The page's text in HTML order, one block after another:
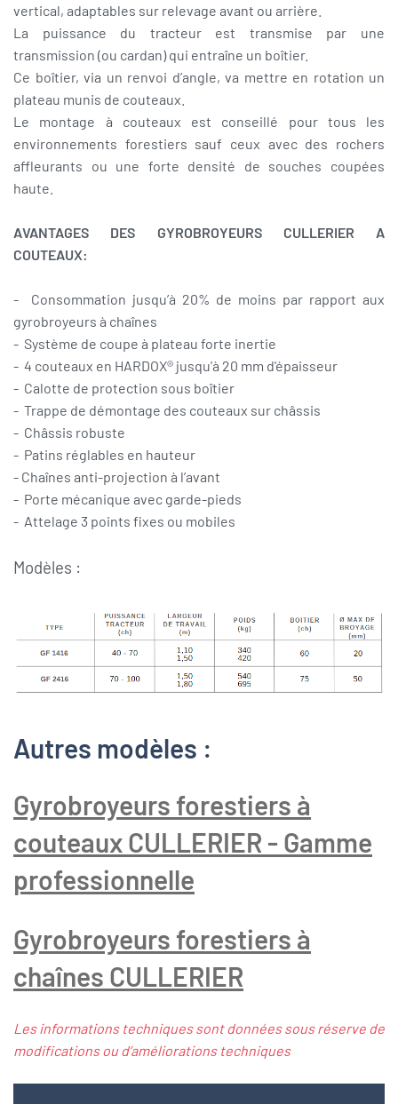
vertical, adaptables sur relevage avant ou arrière.
La puissance du tracteur est transmise par une
transmission (ou cardan) qui entraîne un boîtier.
Ce boîtier, via un renvoi d’angle, va mettre en rotation un
plateau munis de couteaux.
Le montage à couteaux est conseillé pour tous les
environnements forestiers sauf ceux avec des rochers
affleurants ou une forte densité de souches coupées
haute.
AVANTAGES DES GYROBROYEURS CULLERIER A
COUTEAUX:
- Consommation jusqu’à 20% de moins par rapport aux
gyrobroyeurs à chaînes
- Système de coupe à plateau forte inertie
- 4 couteaux en HARDOX® jusqu'à 20 mm d'épaisseur
- Calotte de protection sous boîtier
- Trappe de démontage des couteaux sur châssis
- Châssis robuste
- Patins réglables en hauteur
- Chaînes anti-projection à l’avant
- Porte mécanique avec garde-pieds
- Attelage 3 points fixes ou mobiles
Modèles :
Autres modèles :
Gyrobroyeurs forestiers à
couteaux CULLERIER - Gamme
professionnelle
Gyrobroyeurs forestiers à
chaînes CULLERIER
Les informations techniques sont données sous réserve de
modifications ou d’améliorations techniques